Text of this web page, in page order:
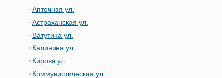
Аптечная ул.
Астраханская ул.
Ватутина ул.
Калинина ул.
Кирова ул.
Коммунистическая ул.